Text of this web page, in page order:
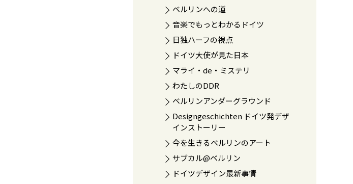
ベルリンへの道
音楽でもっとわかるドイツ
日独ハーフの視点
ドイツ大使が見た日本
マライ・de・ミステリ
わたしのDDR
ベルリンアンダーグラウンド
Designgeschichten ドイツ発デザ
インストーリー
今を生きるベルリンのアート
サブカル@ベルリン
ドイツデザイン最新事情